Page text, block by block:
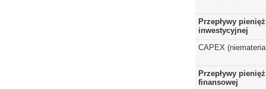
Przepływy
inwestycyjnej
CAPEX
Przepływy
finansowej